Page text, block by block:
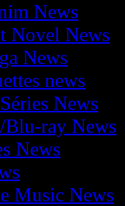
News
Novel News
News
news
News
Blu-ray News
News
Music News